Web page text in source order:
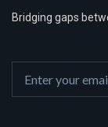
Bridging gaps